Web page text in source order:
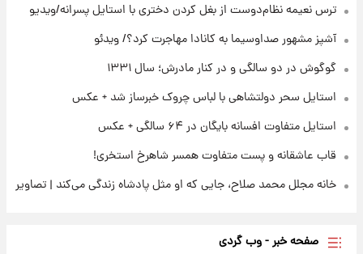
۲۲ ساعت پیش
ادعای جنجالی درباره اینفانتینو؛ اتهام پرداخت
ترس نعیمه نظام‌دوست از بغل کردن دختری با استایل پسرانه/ویدیو
آشپز مشهور صداوسیما به کانادا مهاجرت کرد؟/ ویدئو
گوگوش در دو سالگی و در کنار مادرش؛ سال ۱۳۳۱
استایل سحر دولتشاهی با لباس چروک خبرساز شد + عکس
استایل متفاوت افسانه بایگان در ۶۴ سالگی + عکس
قاب عاشقانه و پست متفاوت همسر شاهرخ استخری!
خانه مجلل محمد صلاح، جایی که او مثل پادشاه زندگی می‌کند | تصاویر
صفحه خبر - وب گردی